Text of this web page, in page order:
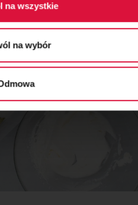
na wszystkie
na wybór
herbatników.